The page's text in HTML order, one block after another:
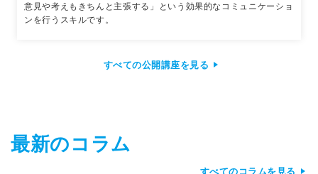
意見や考えもきちんと主張する」という効果的なコミュニケーショ
ンを行うスキルです。
すべての公開講座を見る
最新のコラム
すべてのコラムを見る